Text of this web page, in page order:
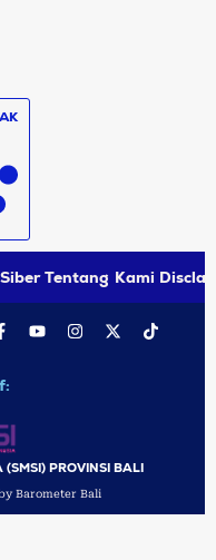
Tentang Kami
(SMSI) PROVINSI BALI
Barometer Bali